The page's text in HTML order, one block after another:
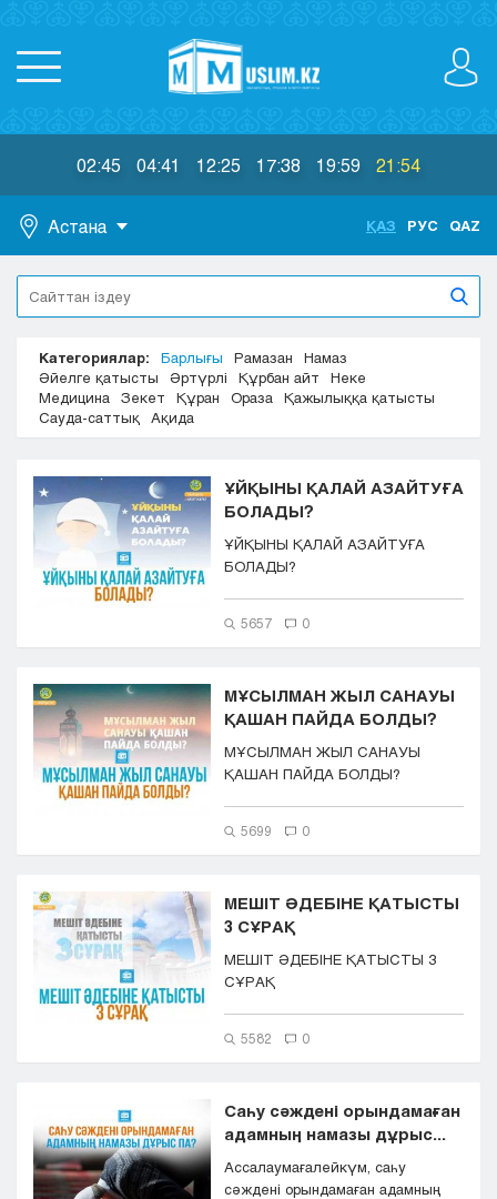
02:45 04:41 12:25 17:38 19:59 21:54
Астана
Астана
Алматы
Актобе
Атырау
Жезказган
Караганда
Костанай
Кызылорда
Павлодар
Петропавловск
Тараз
Уральск
Усть-Каменогорск
Шымкент
ҚАЗ РУС QAZ
Категориялар: Барлығы Рамазан
Намаз
Әйелге қатысты
Әртүрлі Құрбан айт
Неке
Медицина
Зекет Құран Ораза
Қажылыққа қатысты
Сауда-саттық
Ақида
ҰЙҚЫНЫ ҚАЛАЙ АЗАЙТУҒА
БОЛАДЫ?
ҰЙҚЫНЫ ҚАЛАЙ АЗАЙТУҒА
БОЛАДЫ?
5657 0
МҰСЫЛМАН ЖЫЛ САНАУЫ
ҚАШАН ПАЙДА БОЛДЫ?
МҰСЫЛМАН ЖЫЛ САНАУЫ
ҚАШАН ПАЙДА БОЛДЫ?
5699 0
МЕШІТ ӘДЕБІНЕ ҚАТЫСТЫ
3 СҰРАҚ
МЕШІТ ӘДЕБІНЕ ҚАТЫСТЫ 3
СҰРАҚ
5582 0
Саһу сәждені орындамаған
адамның намазы дұрыс...
Ассалаумағалейкүм, саһу
сәждені орындамаған адамның